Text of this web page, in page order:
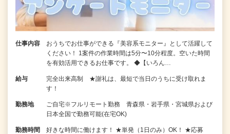
仕事内容
おうちでお仕事ができる『美容系モニター』として活躍して
ください！ 1案件の作業時間は5分〜10分程度。空いた時間
を有効活用できるお仕事です。 ◆【いろん…
給与
完全出来高制 ★謝礼は、最短で当日のうちに受け取れま
す！
勤務地
ご自宅※フルリモート勤務 青森県・岩手県・宮城県および
日本全国で勤務可能(在宅OK)
勤務時間
好きな時間に働けます！ ★単発（1日のみ）OK！ ★応募